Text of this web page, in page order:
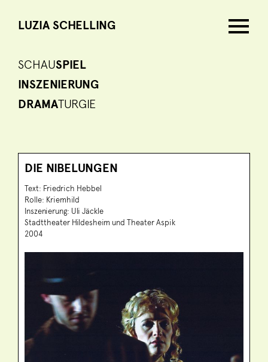
LUZIA SCHELLING
SCHAUSPIEL
INSZENIERUNG
DRAMATURGIE
DIE NIBELUNGEN
Text: Friedrich Hebbel
Rolle: Kriemhild
Inszenierung: Uli Jäckle
Stadttheater Hildesheim und Theater Aspik
2004